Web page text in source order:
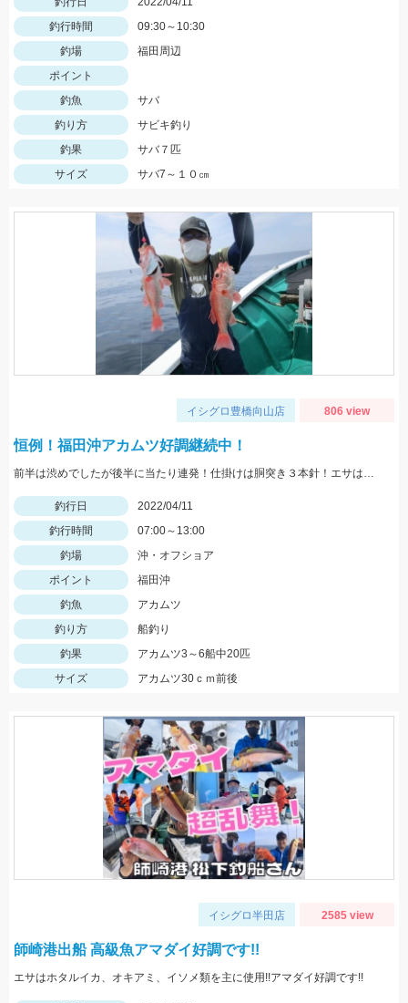
釣行時間
09:30～10:30
釣場
福田周辺
ポイント
釣魚
サバ
釣り方
サビキ釣り
釣果
サバ７匹
サイズ
サバ7～１０㎝
イシグロ豊橋向山店 806 view
恒例！福田沖アカムツ好調継続中！
前半は渋めでしたが後半に当たり連発！仕掛けは胴突き３本針！エサはペラサバ！こまめな底取りと誘いが釣果を分けます！
釣行日
2022/04/11
釣行時間
07:00～13:00
釣場
沖・オフショア
ポイント
福田沖
釣魚
アカムツ
釣り方
船釣り
釣果
アカムツ3～6船中20匹
サイズ
アカムツ30ｃｍ前後
イシグロ半田店 2585 view
師崎港出船 高級魚アマダイ好調です!!
エサはホタルイカ、オキアミ、イソメ類を主に使用!!アマダイ好調です!!